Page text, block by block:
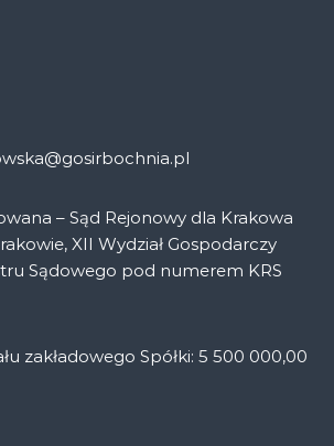
– Sąd Rejonowy dla Krakowa
XII Wydział Gospodarczy
Sądowego pod numerem KRS
zakładowego Spółki: 5 500 000,00